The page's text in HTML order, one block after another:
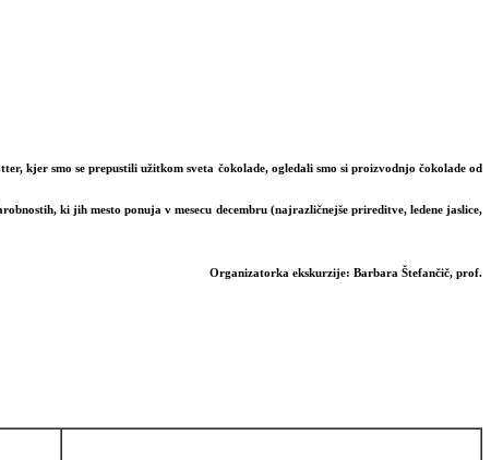
kjer smo se prepustili užitkom sveta čokolade, ogledali smo si proizvodnjo čokolade od
ki jih mesto ponuja v mesecu decembru (najrazličnejše prireditve, ledene jaslice,
Organizatorka ekskurzije: Barbara Štefančič, prof.